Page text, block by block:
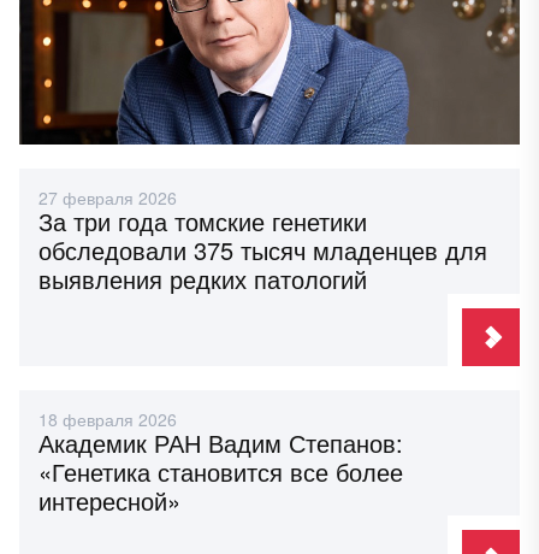
27 февраля 2026
За три года томские генетики
обследовали 375 тысяч младенцев для
выявления редких патологий
18 февраля 2026
Академик РАН Вадим Степанов:
«Генетика становится все более
интересной»